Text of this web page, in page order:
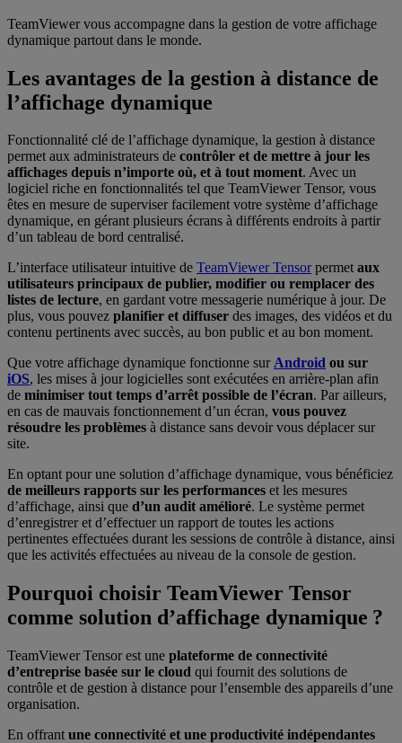
TeamViewer vous accompagne dans la gestion de votre affichage
dynamique partout dans le monde.
Les avantages de la gestion à distance de
l’affichage dynamique
Fonctionnalité clé de l’affichage dynamique, la gestion à distance
permet aux administrateurs de contrôler et de mettre à jour les
affichages depuis n’importe où, et à tout moment. Avec un
logiciel riche en fonctionnalités tel que TeamViewer Tensor, vous
êtes en mesure de superviser facilement votre système d’affichage
dynamique, en gérant plusieurs écrans à différents endroits à partir
d’un tableau de bord centralisé.
L’interface utilisateur intuitive de TeamViewer Tensorpermetaux
utilisateurs principaux de publier, modifier ou remplacer des
listes de lecture, en gardant votre messagerie numérique à jour. De
plus, vous pouvez planifier et diffuser des images, des vidéos et du
contenu pertinents avec succès, au bon public et au bon moment.
Que votre affichage dynamique fonctionne surAndroid ou sur
iOS, les mises à jour logicielles sont exécutées en arrière-plan afin
de minimiser tout temps d’arrêt possible de l’écran. Par ailleurs,
en cas de mauvais fonctionnement d’un écran, vous pouvez
résoudre les problèmes à distance sans devoir vous déplacer sur
site.
En optant pour une solution d’affichage dynamique, vous bénéficiez
de meilleurs rapports sur les performances et les mesures
d’affichage, ainsi que d’un audit amélioré. Le système permet
d’enregistrer et d’effectuer un rapport de toutes les actions
pertinentes effectuées durant les sessions de contrôle à distance, ainsi
que les activités effectuées au niveau de la console de gestion.
Pourquoi choisir TeamViewer Tensor
comme solution d’affichage dynamique ?
TeamViewer Tensor est une plateforme de connectivité
d’entreprise basée sur le cloud qui fournit des solutions de
contrôle et de gestion à distance pour l’ensemble des appareils d’une
organisation.
En offrant une connectivité et une productivité indépendantes